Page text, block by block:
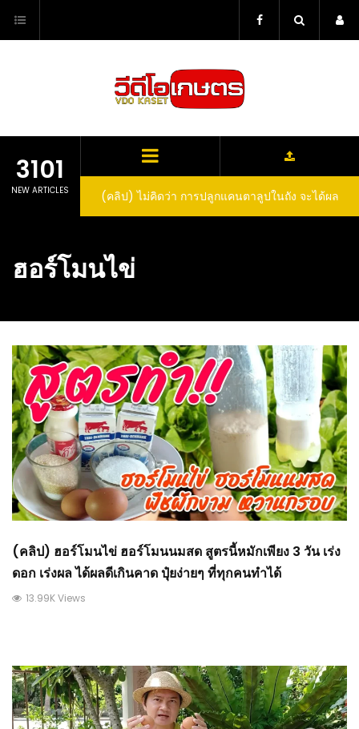
content
3101
NEW ARTICLES
ปในถัง จะได้ผล
expect that
fruit
(คลิป) วิธีทำไวน์สับปะรด Pineapple Wine
ฮอร์โมนไข่
(คลิป) ฮอร์โมนไข่ ฮอร์โมนนมสด สูตรนี้หมักเพียง 3 วัน เร่ง
ดอก เร่งผล ได้ผลดีเกินคาด ปุ๋ยง่ายๆ ที่ทุกคนทำได้
13.99K Views